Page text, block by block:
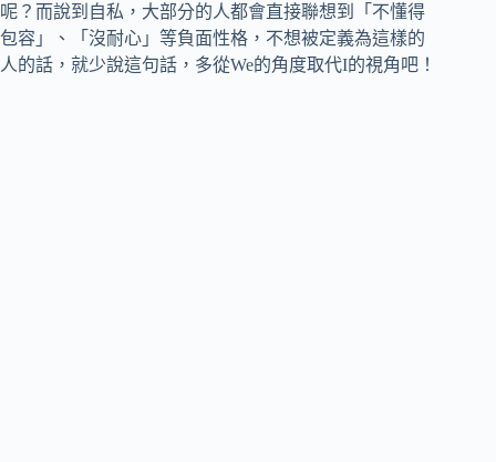
呢？而說到自私，大部分的人都會直接聯想到「不懂得
包容」、「沒耐心」等負面性格，不想被定義為這樣的
人的話，就少說這句話，多從We的角度取代I的視角吧！